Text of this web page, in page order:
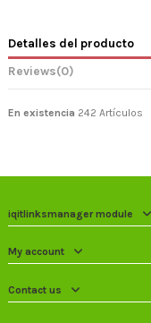
Detalles del producto
Reviews(0)
En existencia 242 Artículos
iqitlinksmanager module
My account
Contact us